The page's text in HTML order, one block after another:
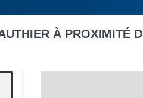
À PROXIMITÉ